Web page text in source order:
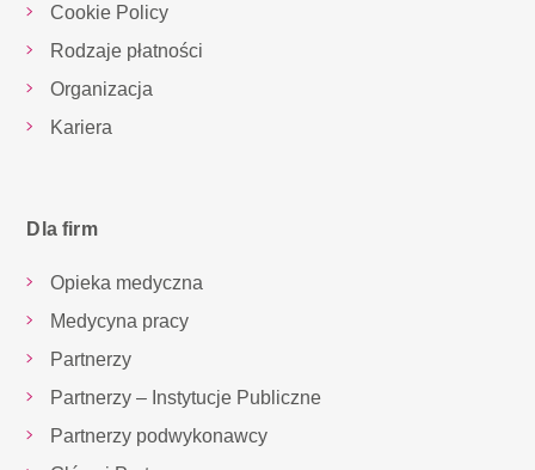
Cookie Policy
Rodzaje płatności
Organizacja
Kariera
Dla firm
Opieka medyczna
Medycyna pracy
Partnerzy
Partnerzy – Instytucje Publiczne
Partnerzy podwykonawcy